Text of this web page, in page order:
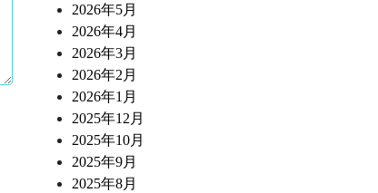
2026年5月
2026年4月
2026年3月
2026年2月
2026年1月
2025年12月
2025年10月
2025年9月
2025年8月